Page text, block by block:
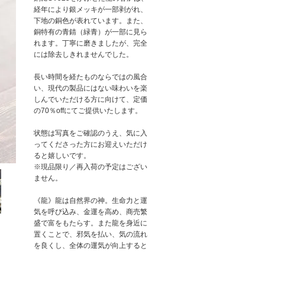
経年により銀メッキが一部剥がれ、
下地の銅色が表れています。また、
銅特有の青錆（緑青）が一部に見ら
れます。丁寧に磨きましたが、完全
には除去しきれませんでした。
長い時間を経たものならではの風合
い、現代の製品にはない味わいを楽
しんでいただける方に向けて、定価
の70％offにてご提供いたします。
状態は写真をご確認のうえ、気に入
ってくださった方にお迎えいただけ
ると嬉しいです。
※現品限り／再入荷の予定はござい
ません。
《龍》龍は自然界の神。生命力と運
気を呼び込み、金運を高め、商売繁
盛で富をもたらす。また龍を身近に
置くことで、邪気を払い、気の流れ
を良くし、全体の運気が向上すると